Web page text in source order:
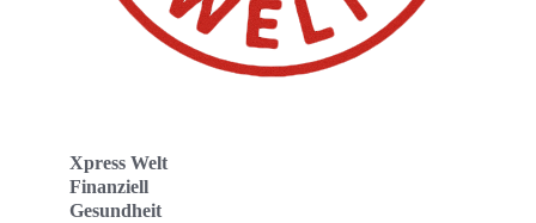
Xpress Welt
Finanziell
Gesundheit